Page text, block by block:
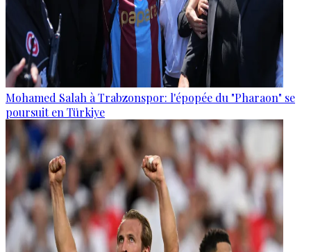
Mohamed Salah à Trabzonspor: l'épopée du "Pharaon" se
poursuit en Türkiye